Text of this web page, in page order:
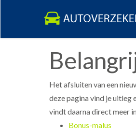
Het afsluiten van een
deze pagina vind je uitleg
vindt daarna direct meer
Bonus-malus